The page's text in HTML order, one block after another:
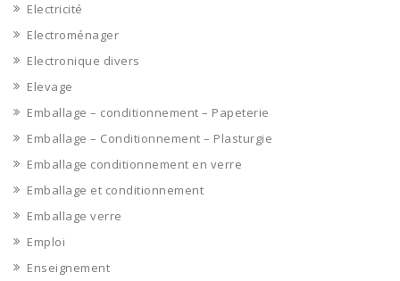
Electricité
Electroménager
Electronique divers
Elevage
Emballage – conditionnement – Papeterie
Emballage – Conditionnement – Plasturgie
Emballage conditionnement en verre
Emballage et conditionnement
Emballage verre
Emploi
Enseignement